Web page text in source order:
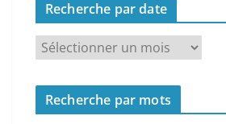
e
e
Recherche par date
e
c
Recherche par mots